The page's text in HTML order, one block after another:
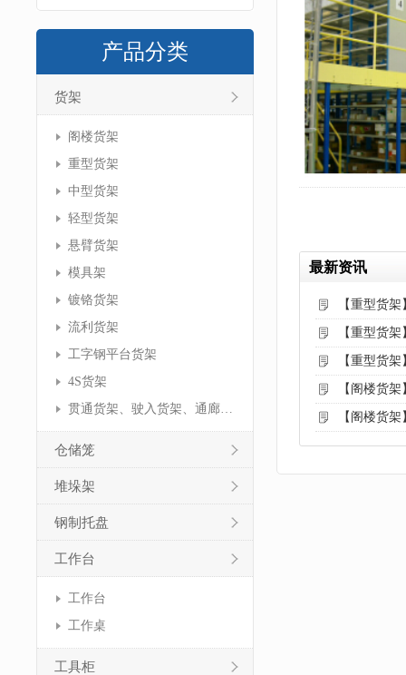
产品分类
货架
阁楼货架
重型货架
中型货架
轻型货架
悬臂货架
模具架
镀铬货架
流利货架
工字钢平台货架
4S货架
贯通货架、驶入货架、通廊货架
仓储笼
堆垛架
钢制托盘
工作台
工作台
工作桌
工具柜
最新资讯
【重型货
【重型货
【重型货
【阁楼货
【阁楼货